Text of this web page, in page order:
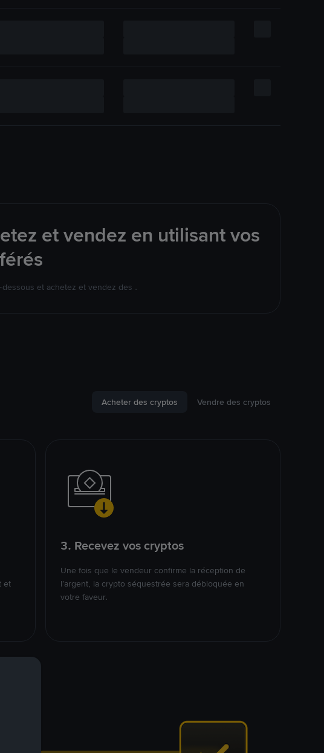
et vendez en utilisant vos
et achetez et vendez des .
Acheter des cryptos Vendre des cryptos
et
3. Recevez vos cryptos
Une fois que le vendeur confirme la réception de
l’argent, la crypto séquestrée sera débloquée en
votre faveur.